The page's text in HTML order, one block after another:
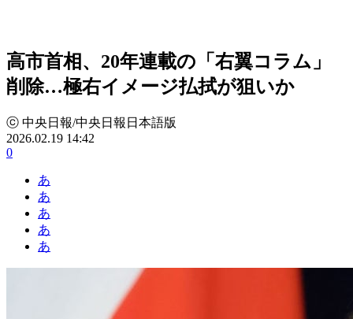
高市首相、20年連載の「右翼コラム」
削除…極右イメージ払拭が狙いか
ⓒ 中央日報/中央日報日本語版
2026.02.19 14:42
0
あ
あ
あ
あ
あ